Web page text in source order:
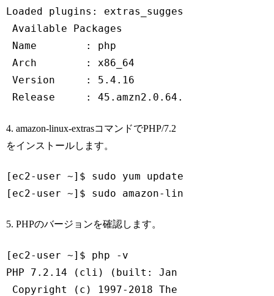
Loaded plugins: extras_suggestions,
Available Packages
Name        : php
Arch        : x86_64
Version     : 5.4 .16
Release     : 45. amzn2 .0 .64 .
4. amazon-linux-extrasコマンドでPHP/7.2
をインストールします。
[ec2-user ~]$ sudo yum update -y
[ec2-user ~]$ sudo amazon-linux-extras
5. PHPのバージョンを確認します。
[ec2-user ~]$ php -v
PHP 7.2.14 (cli) (built: Jan 31 2019
Copyright (c) 1997-2018 The PHP Group